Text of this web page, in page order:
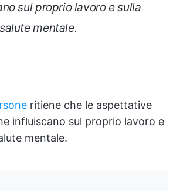
sul proprio lavoro e sulla
mentale.
ritiene che le aspettative
influiscano sul proprio lavoro e
mentale.